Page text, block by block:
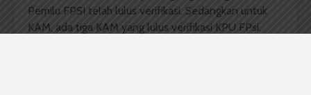
Pemilu FPSI telah lulus verifikasi. Sedangkan untuk
KAM, ada tiga KAM yang lulus verifikasi KPU FPsi.